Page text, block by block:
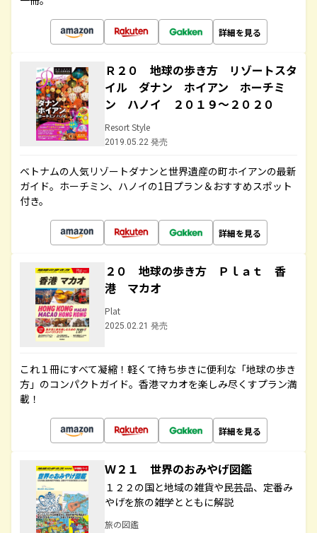
詳細を見る
Ｒ２０ 地球の歩き方 リゾートスタ
イル ダナン ホイアン ホーチミ
ン ハノイ ２０１９～２０２０
Resort Style
2019.05.22 発売
ベトナムの人気リゾートダナンと世界遺産の町ホイアンの最新
ガイド。ホーチミン、ハノイの1日プラン＆おすすめスポット
付き。
詳細を見る
２０ 地球の歩き方 Ｐｌａｔ 香
港 マカオ
Plat
2025.02.21 発売
これ１冊にすべて凝縮！軽くて持ち歩きに便利な「地球の歩き
方」のコンパクトガイド。香港マカオを楽しみ尽くすプラン満
載！
詳細を見る
Ｗ２１ 世界のおみやげ図鑑
１２２の国と地域の雑貨や民芸品、定番み
やげを旅の雑学とともに解説
旅の図鑑